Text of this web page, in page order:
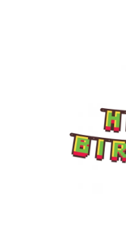
PODKŁADY /PRZEKŁADKI/